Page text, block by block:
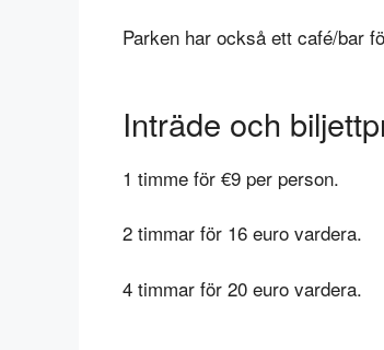
Parken har också ett café/bar
Inträde och
1 timme för €9 per person.
2 timmar för 16 euro vardera.
4 timmar för 20 euro vardera.